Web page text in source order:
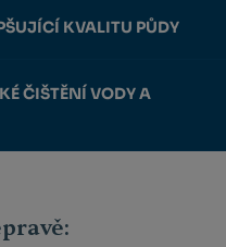
KVALITU PŮDY
ČIŠTĚNÍ VODY A